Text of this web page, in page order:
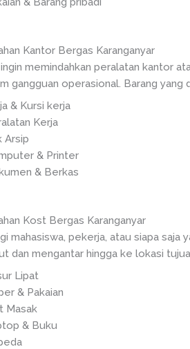
Kantor Bergas Karanganyar
ingin memindahkan peralatan kantor
gangguan operasional. Barang yang
& Kursi kerja
Kerja
Arsip
& Printer
& Berkas
Kost Bergas Karanganyar
mahasiswa, pekerja, atau siapa saja
dan mengantar hingga ke lokasi
Lipat
& Pakaian
Masak
& Buku